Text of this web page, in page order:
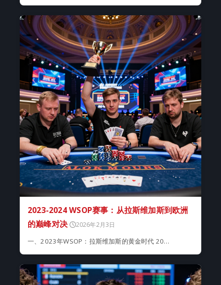
2023-2024 WSOP赛事：从拉斯维加斯到欧洲
的巅峰对决
2026年2月3日
一、2023年WSOP：拉斯维加斯的黄金时代 20…